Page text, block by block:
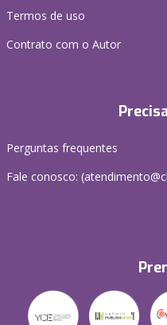
Termos de uso
Contrato com o Autor
Perguntas frequentes
Fale conosco: (